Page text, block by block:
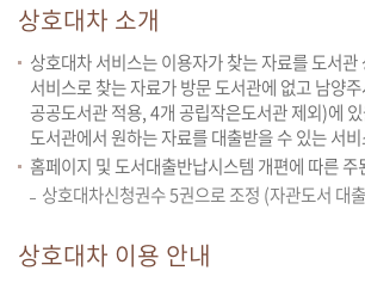
상호대차 소개
상호대차 서비스는 이용자가 찾는 자료를 도서
서비스로 찾는 자료가 방문 도서관에 없고 남양
공공도서관 적용, 4개 공립작은도서관 제외)에
도서관에서 원하는 자료를 대출받을 수 있는 서
홈페이지 및 도서대출반납시스템 개편에 따른 주
상호대차신청권수 5권으로 조정 (자관도서 대
상호대차 이용 안내